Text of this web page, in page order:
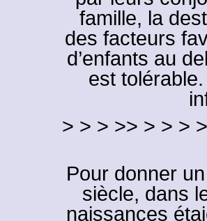
famille, la
des facteurs
d’enfants au
est tolérable.
> > > >> > > >
Pour donner
siècle, dans
naissances